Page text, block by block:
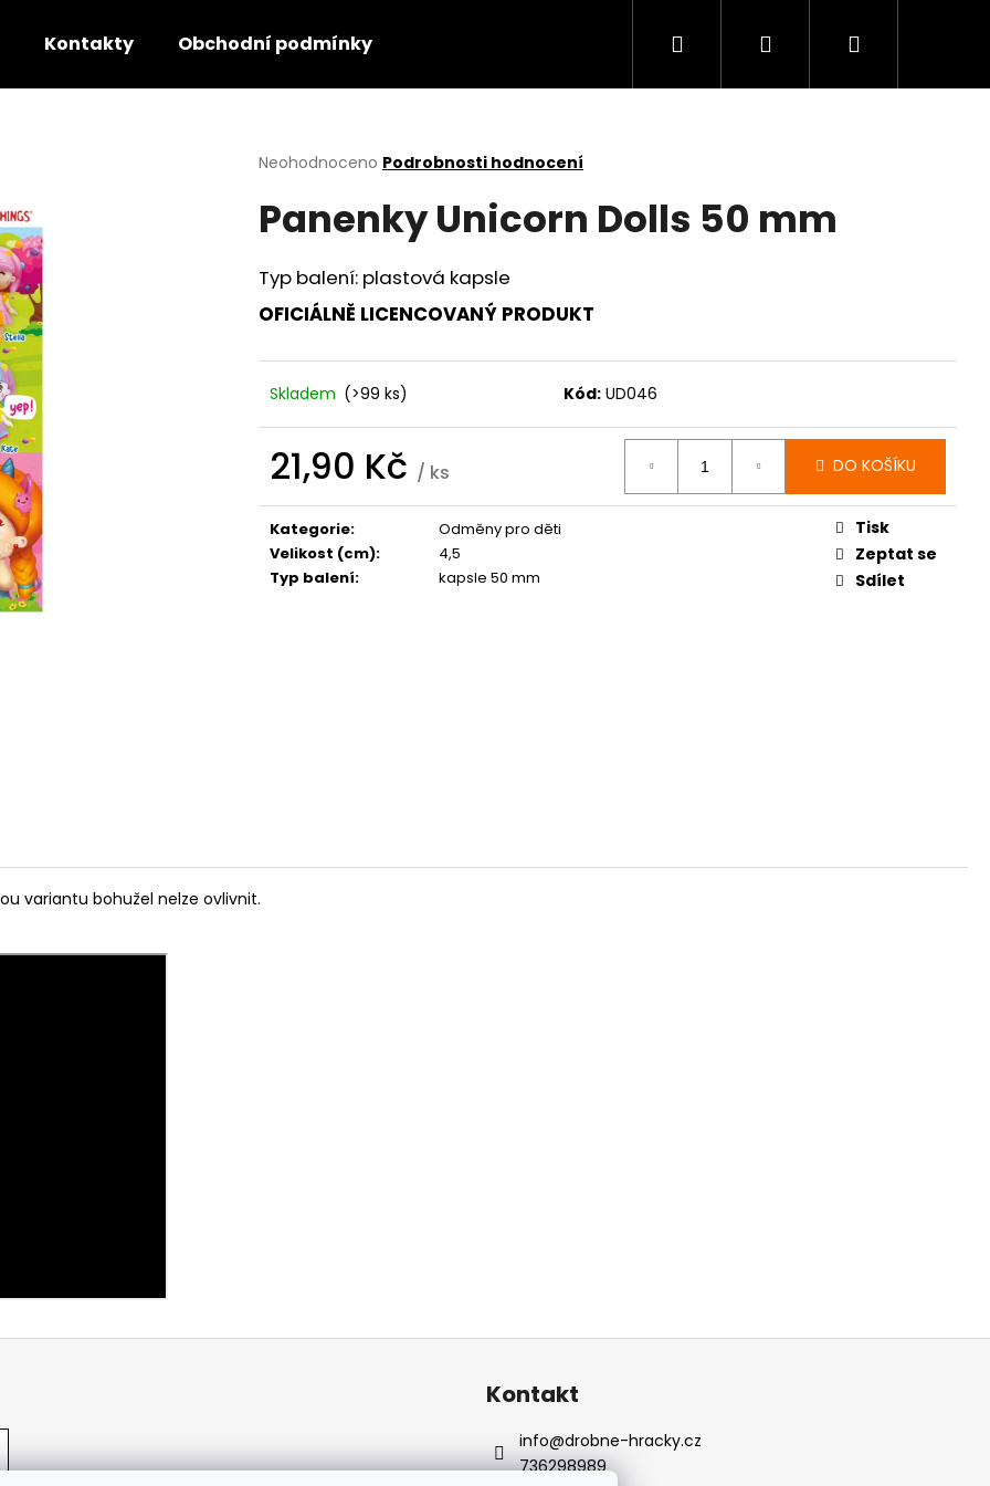
Kontakty Obchodní podmínky Hledat PřihlášeníNákupní
Průměrné
produktu
je
z
5
hvězdiček.
Neohodnoceno Podrobnosti hodnocení
Panenky Unicorn Dolls 50 mm
Typ balení: plastová kapsle
OFICIÁLNĚ LICENCOVANÝ PRODUKT
Skladem (>99 ks) Kód: UD046
21,90 Kč / ks
cena:
DO KOŠÍKU
Kategorie:
Odměny pro děti
Velikost (cm):
4,5
Typ balení: kapsle 50 mm
Tisk
Zeptat se
Sdílet
variantu bohužel nelze ovlivnit.
HLEDAT
Kontakt
info@drobne-hracky.cz
736298989